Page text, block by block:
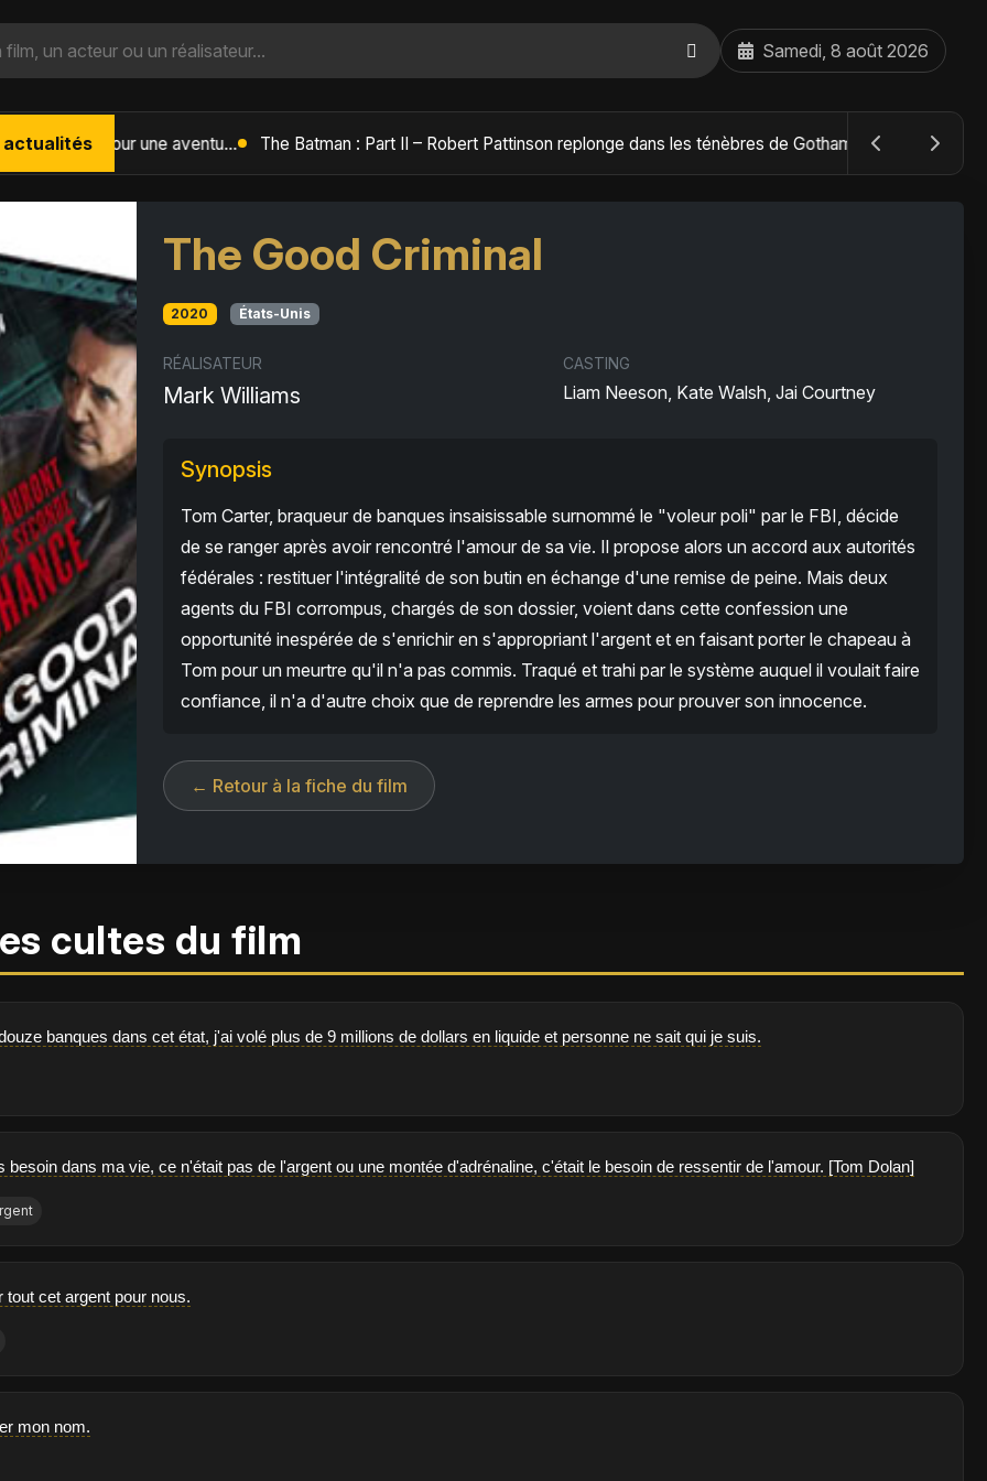
Samedi, 8 août 2026
actualités L'Âge de Glace : Le Réveil du Volcan – Manny, Sid et Diego de retour pour une aventure explosive The Batman : Part II – Robert Pattinson replonge dans les ténèbres de Gotham dès octobre 2027
The Good Criminal
2020 États-Unis
RÉALISATEUR
Mark Williams
CASTING
Liam Neeson, Kate Walsh, Jai Courtney
Synopsis
Tom Carter, braqueur de banques insaisissable surnommé le "voleur poli" par le FBI, décide
de se ranger après avoir rencontré l'amour de sa vie. Il propose alors un accord aux autorités
fédérales : restituer l'intégralité de son butin en échange d'une remise de peine. Mais deux
agents du FBI corrompus, chargés de son dossier, voient dans cette confession une
opportunité inespérée de s'enrichir en s'appropriant l'argent et en faisant porter le chapeau à
Tom pour un meurtre qu'il n'a pas commis. Traqué et trahi par le système auquel il voulait faire
confiance, il n'a d'autre choix que de reprendre les armes pour prouver son innocence.
← Retour à la fiche du film
cultes du film
banques dans cet état, j'ai volé plus de 9 millions de dollars en liquide et personne ne sait qui je suis.
besoin dans ma vie, ce n'était pas de l'argent ou une montée d'adrénaline, c'était le besoin de ressentir de l'amour. [Tom Dolan]
tout cet argent pour nous.
mon nom.